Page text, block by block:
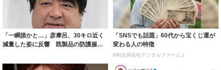
「一瞬誰かと…」彦摩呂、30キロ近く
減量した姿に反響 既製品の防護服が
「SNSでも話題」60代から宝くじ運が
変わる人の特徴
PR(合同会社デジタルファーム )